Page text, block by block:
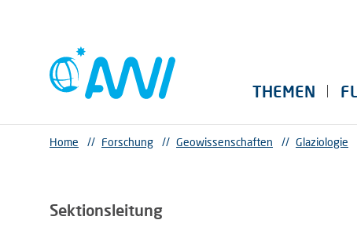
THEMEN
Home // Forschung // Geowissenschaften // Glaziologie
Sektionsleitung